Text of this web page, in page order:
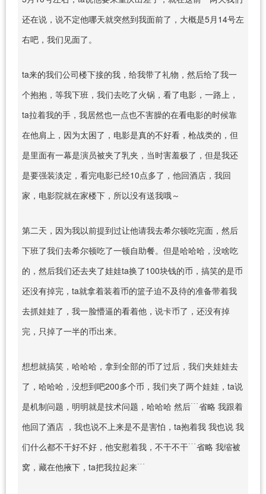
还在说，说不定他哪天就突然到我面前了，大概是5月14号左
右吧，我们见面了。
ta来的我们公司楼下接的我，给我带了礼物，然后给了我一
个抱抱，等我下班，我们去吃了火锅，看了电影，一路上，
ta拉着我的手，我居然也一点也不害臊的在看电影的时候靠
在他肩上，因为太困了，电影是真的不好看，枪战类的，但
是里面有一幕是演员被夹了乳夹，当时害羞极了，但是我还
是要强装淡定，看完电影已经10点多了，他回酒店，我回
家，电影院就在家楼下，所以没有送我哦～
第二天，因为我以前提到过让他请我去希尔顿吃完面，然后
下班了我们去希尔顿吃了一顿自助餐。但是哈哈哈，没啥吃
的，然后我们还去夹了娃娃ta换了100块钱的币，搞笑的是币
还没有掉完，ta就拿着装着币的篮子迫不及待的准备带着我
去抓娃娃了，我一脸懵逼的看着他，说卡币了，还没有掉
完，只掉了一半的币出来。
想想就搞笑，哈哈哈，拿到全部的币了过后，我们夹娃娃去
了，哈哈哈，没想到吧200多个币，我们夹了两个娃娃，ta说
是机制问题，明明就是技术问题，哈哈哈 然后﹉省略 我跟着
他回了酒店 ，我也说不上来是不是害怕，ta抱着我 我也说 我
们什么都不干好不好，他安慰着我，不干不干﹉省略 我缩被
窝，藏在他掖下，ta把我拉起来﹉